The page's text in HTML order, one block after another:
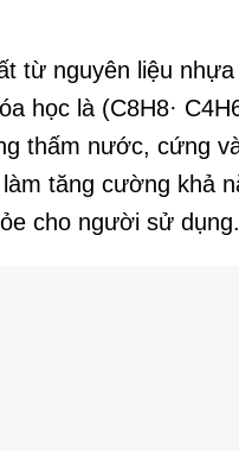
từ nguyên liệu
học là (C8H8·
thấm nước, cứng
tăng cường khả
cho người sử dụng.